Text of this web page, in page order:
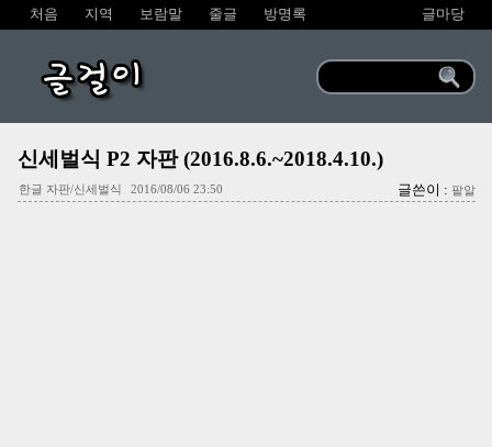
처음 지역 보람말 줄글 방명록 글마당
글걸이
신세벌식 P2 자판 (2016.8.6.~2018.4.10.)
한글 자판/신세벌식 2016/08/06 23:50 글쓴이 : 팥알